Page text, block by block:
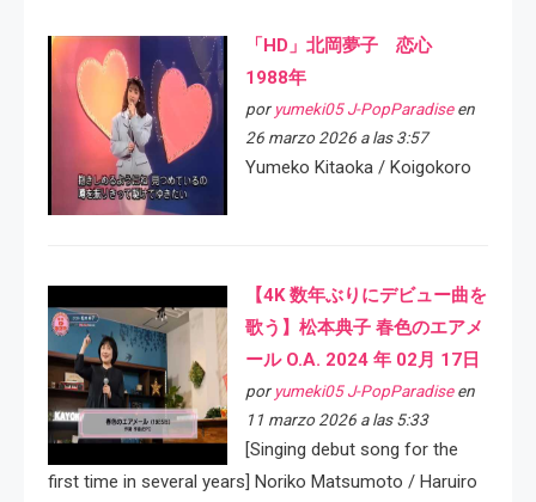
「HD」北岡夢子 恋心
1988年
por yumeki05 J-PopParadiseen
26 marzo 2026 a las 3:57
Yumeko Kitaoka / Koigokoro
【4K 数年ぶりにデビュー曲を
歌う】松本典子 春色のエアメ
ール O.A. 2024 年 02月 17日
por yumeki05 J-PopParadiseen
11 marzo 2026 a las 5:33
[Singing debut song for the
first time in several years] Noriko Matsumoto / Haruiro